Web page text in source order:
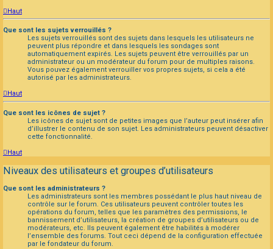
Haut
Que sont les sujets verrouillés ?
Les sujets verrouillés sont des sujets dans lesquels les utilisateurs ne
peuvent plus répondre et dans lesquels les sondages sont
automatiquement expirés. Les sujets peuvent être verrouillés par un
administrateur ou un modérateur du forum pour de multiples raisons.
Vous pouvez également verrouiller vos propres sujets, si cela a été
autorisé par les administrateurs.
Haut
Que sont les icônes de sujet ?
Les icônes de sujet sont de petites images que l’auteur peut insérer afin
d’illustrer le contenu de son sujet. Les administrateurs peuvent désactiver
cette fonctionnalité.
Haut
Niveaux des utilisateurs et groupes d’utilisateurs
Que sont les administrateurs ?
Les administrateurs sont les membres possédant le plus haut niveau de
contrôle sur le forum. Ces utilisateurs peuvent contrôler toutes les
opérations du forum, telles que les paramètres des permissions, le
bannissement d’utilisateurs, la création de groupes d’utilisateurs ou de
modérateurs, etc. Ils peuvent également être habilités à modérer
l’ensemble des forums. Tout ceci dépend de la configuration effectuée
par le fondateur du forum.